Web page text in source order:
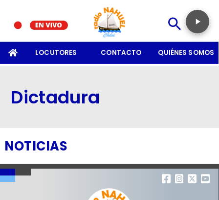
LOCUTORES CONTACTO QUIÉNES SOMOS
Dictadura
NOTICIAS